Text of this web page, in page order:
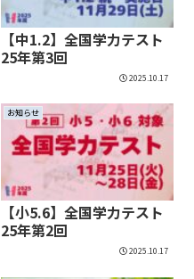
【中1.2】全国学力テスト
25年第3回
2025.10.17
お知らせ
【小5.6】全国学力テスト
25年第2回
2025.10.17